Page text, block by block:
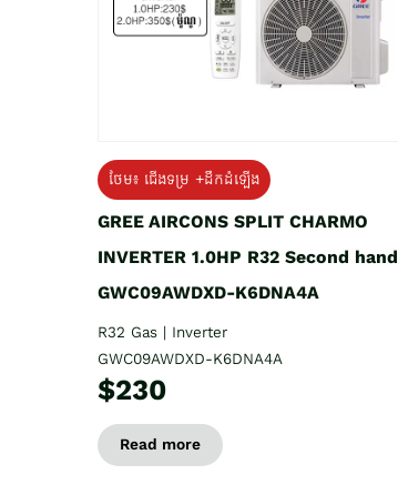
ថែម៖ ជើងទម្រ +ដឹកដំឡើង
GREE AIRCONS SPLIT CHARMO
INVERTER 1.0HP R32 Second hand
GWC09AWDXD-K6DNA4A
R32 Gas | Inverter
GWC09AWDXD-K6DNA4A
$230
Read more